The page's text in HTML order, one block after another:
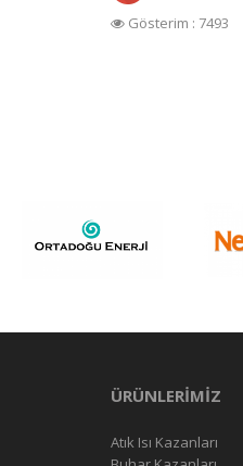
Gösterim : 7493
ÜRÜNLERİMİZ
Atık Isı Kazanları